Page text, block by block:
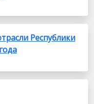
Республики